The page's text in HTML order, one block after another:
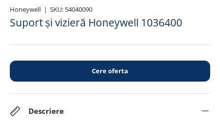
Honeywell | SKU: 54040090
Suport și vizieră Honeywell 1036400
Cere oferta
Descriere